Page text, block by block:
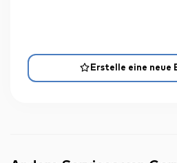
Erstelle eine neue